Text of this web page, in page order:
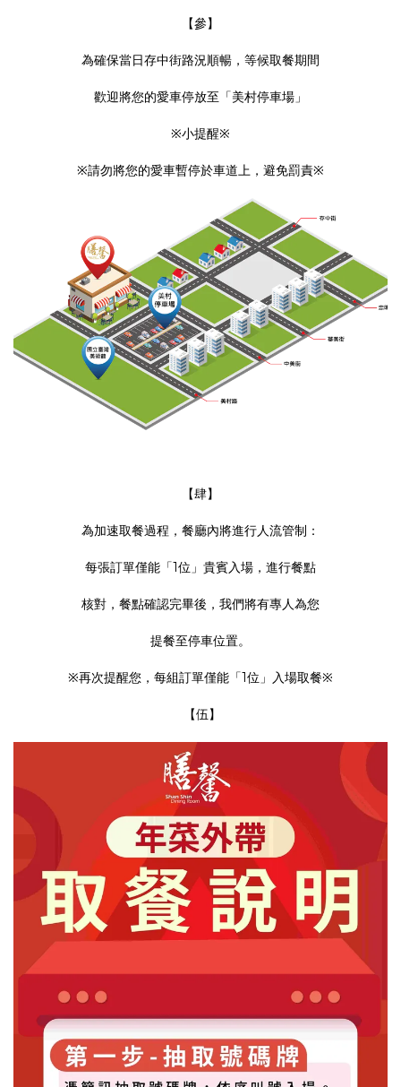
【參】
為確保當日存中街路況順暢，等候取餐期間
歡迎將您的愛車停放至「美村停車場」
※小提醒※
※請勿將您的愛車暫停於車道上，避免罰責※
【肆】
為加速取餐過程，餐廳內將進行人流管制：
每張訂單僅能「1位」貴賓入場，進行餐點
核對，餐點確認完畢後，我們將有專人為您
提餐至停車位置。
※再次提醒您，每組訂單僅能「1位」入場取餐※
【伍】